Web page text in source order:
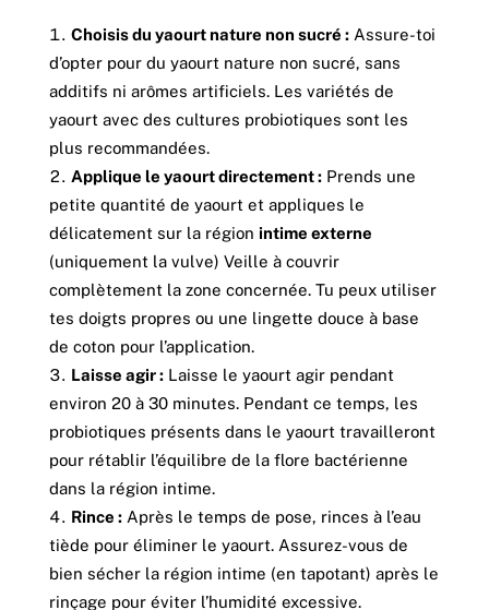
Choisis du yaourt nature non sucré :Assure-toi
d’opter pour du yaourt nature non sucré, sans
additifs ni arômes artificiels. Les variétés de
yaourt avec des cultures probiotiques sont les
plus recommandées.
Applique le yaourt directement :Prends une
petite quantité de yaourt et appliques le
délicatement sur la région intime externe
(uniquement la vulve) Veille à couvrir
complètement la zone concernée. Tu peux utiliser
tes doigts propres ou une lingette douce à base
de coton pour l’application.
Laisse agir :Laisse le yaourt agir pendant
environ 20 à 30 minutes. Pendant ce temps, les
probiotiques présents dans le yaourt travailleront
pour rétablir l’équilibre de la flore bactérienne
dans la région intime.
Rince :Après le temps de pose, rinces à l’eau
tiède pour éliminer le yaourt. Assurez-vous de
bien sécher la région intime (en tapotant) après le
rinçage pour éviter l’humidité excessive.